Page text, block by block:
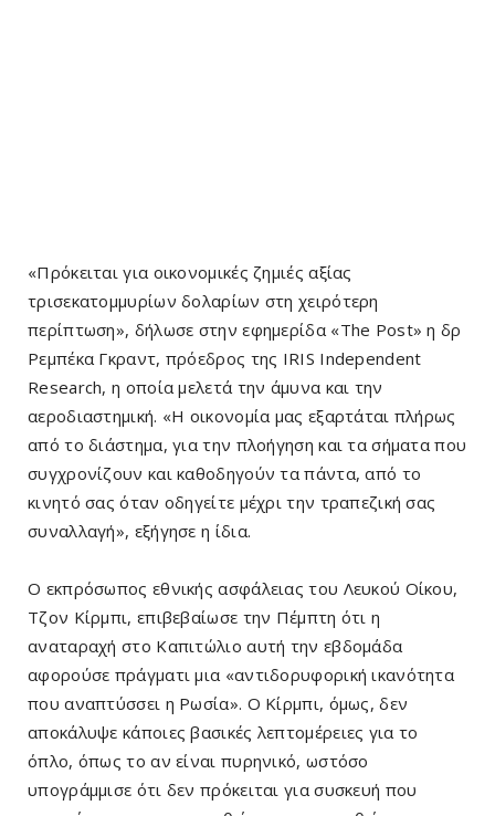
«Πρόκειται για οικονομικές ζημιές αξίας
τρισεκατομμυρίων δολαρίων στη χειρότερη
περίπτωση», δήλωσε στην εφημερίδα «The Post» η δρ
Ρεμπέκα Γκραντ, πρόεδρος της IRIS Independent
Research, η οποία μελετά την άμυνα και την
αεροδιαστημική. «Η οικονομία μας εξαρτάται πλήρως
από το διάστημα, για την πλοήγηση και τα σήματα που
συγχρονίζουν και καθοδηγούν τα πάντα, από το
κινητό σας όταν οδηγείτε μέχρι την τραπεζική σας
συναλλαγή», εξήγησε η ίδια.
Ο εκπρόσωπος εθνικής ασφάλειας του Λευκού Οίκου,
Τζον Κίρμπι, επιβεβαίωσε την Πέμπτη ότι η
αναταραχή στο Καπιτώλιο αυτή την εβδομάδα
αφορούσε πράγματι μια «αντιδορυφορική ικανότητα
που αναπτύσσει η Ρωσία». Ο Κίρμπι, όμως, δεν
αποκάλυψε κάποιες βασικές λεπτομέρειες για το
όπλο, όπως το αν είναι πυρηνικό, ωστόσο
υπογράμμισε ότι δεν πρόκειται για συσκευή που